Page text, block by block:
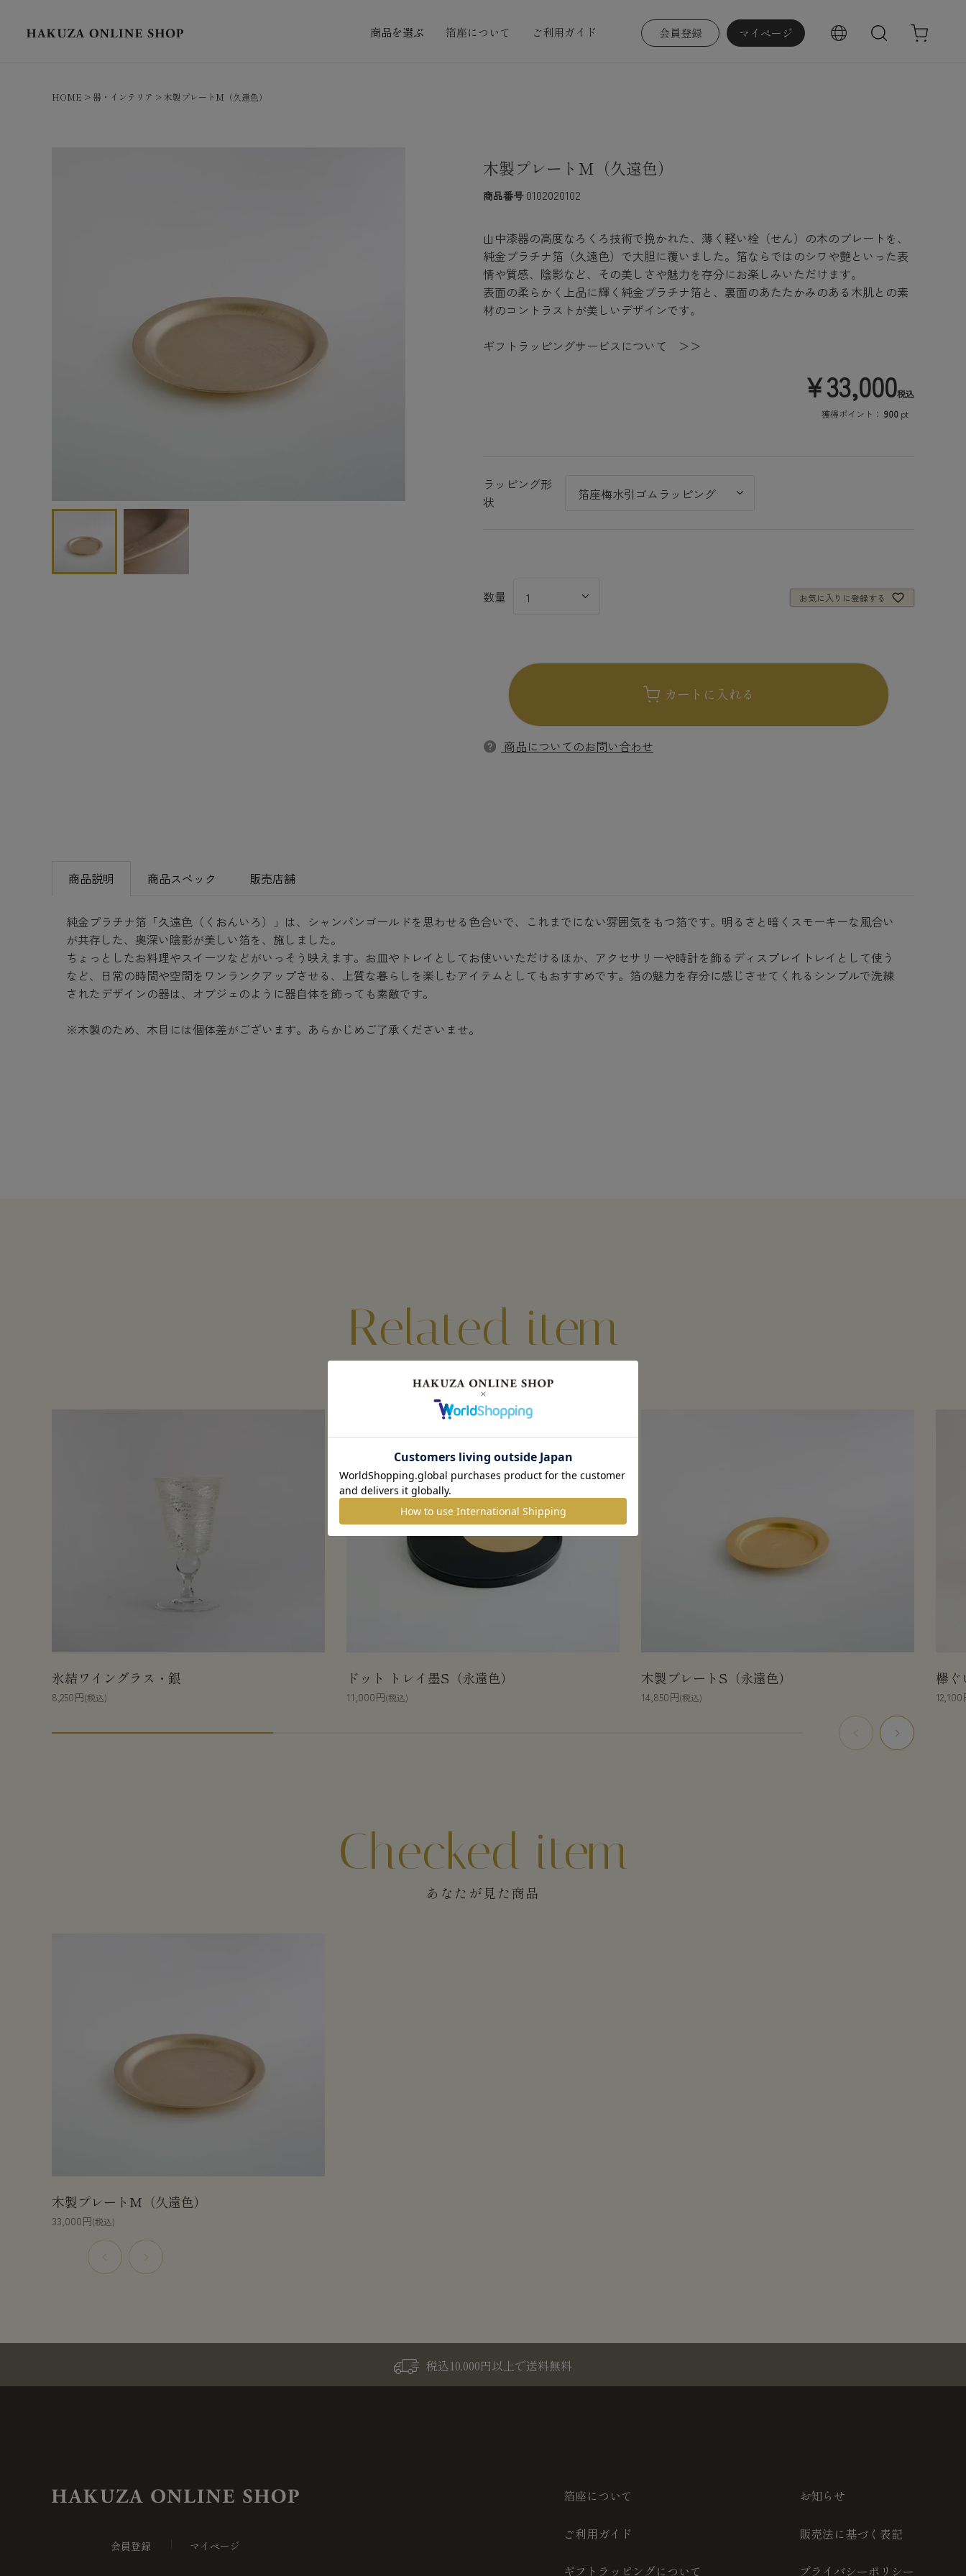
商品を選ぶ 箔座について ご利用ガイド 会員登録 マイページ 検索
HOME 器・インテリア 木製プレートM（久遠色）
木製プレートM（久遠色）
商品番号 0102020102
山中漆器の高度なろくろ技術で挽かれた、薄く軽い栓（せん）の木のプレートを、
純金プラチナ箔（久遠色）で大胆に覆いました。箔ならではのシワや艶といった表
情や質感、陰影など、その美しさや魅力を存分にお楽しみいただけます。
表面の柔らかく上品に輝く純金プラチナ箔と、裏面のあたたかみのある木肌との素
材のコントラストが美しいデザインです。
ギフトラッピングサービスについて ＞＞
¥33,000税込
獲得ポイント： 900 pt
ラッピング形
状
お気に入りに登録する
カートに入れる
商品についてのお問い合わせ
商品説明 商品スペック 販売店舗
純金プラチナ箔「久遠色（くおんいろ）」は、シャンパンゴールドを思わせる色合いで、これまでにない雰囲気をもつ箔です。明るさと暗くスモーキーな風合い
が共存した、奥深い陰影が美しい箔を、施しました。
ちょっとしたお料理やスイーツなどがいっそう映えます。お皿やトレイとしてお使いいただけるほか、アクセサリーや時計を飾るディスプレイトレイとして使う
など、日常の時間や空間をワンランクアップさせる、上質な暮らしを楽しむアイテムとしてもおすすめです。箔の魅力を存分に感じさせてくれるシンプルで洗練
されたデザインの器は、オブジェのように器自体を飾っても素敵です。
※木製のため、木目には個体差がございます。あらかじめご了承くださいませ。
氷結ワイングラス・銀
8,250円(税込)
ドット トレイ墨S（永遠色）
11,000円(税込)
木製プレートS（永遠色）
14,850円(税込)
欅ぐ
12,100
あなたが見た商品
木製プレートM（久遠色）
33,000円(税込)
税込10,000円以上で送料無料
会員登録 マイページ
箔座について
ご利用ガイド
ギフトラッピングについて
お知らせ
販売法に基づく表記
プライバシーポリシー